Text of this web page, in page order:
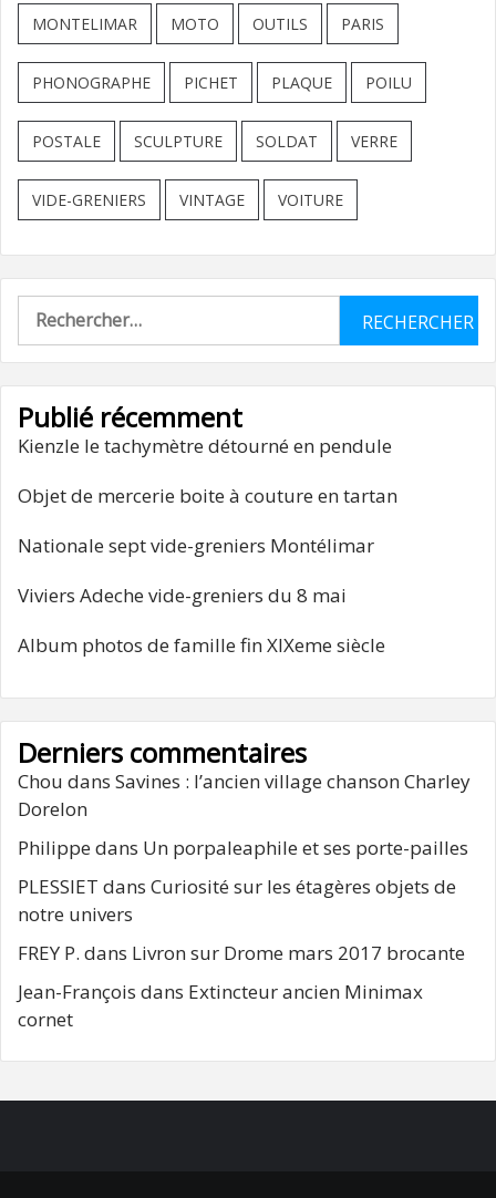
MONTELIMAR MOTO OUTILS PARIS
PHONOGRAPHE PICHET PLAQUE POILU
POSTALE SCULPTURE SOLDAT VERRE
VIDE-GRENIERS VINTAGE VOITURE
Rechercher :
Publié récemment
Kienzle le tachymètre détourné en pendule
Objet de mercerie boite à couture en tartan
Nationale sept vide-greniers Montélimar
Viviers Adeche vide-greniers du 8 mai
Album photos de famille fin XIXeme siècle
Derniers commentaires
Chou dans Savines : l’ancien village chanson Charley
Dorelon
Philippe dans Un porpaleaphile et ses porte-pailles
PLESSIET dans Curiosité sur les étagères objets de
notre univers
FREY P. dans Livron sur Drome mars 2017 brocante
Jean-François dans Extincteur ancien Minimax
cornet